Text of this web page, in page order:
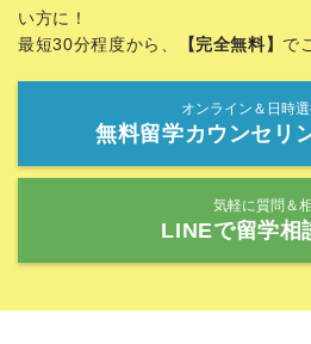
い方に！
最短30分程度から、
【完全無料】 で
オンライン＆日時
無料留学カウンセリ
気軽に質問＆
LINEで留学相